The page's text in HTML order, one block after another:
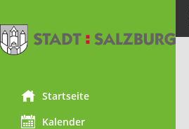
Startseite
Kalender